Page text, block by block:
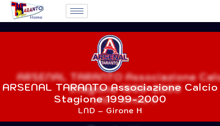
ARSENAL TARANTO Associazione Calcio
Stagione 1999-2000
LND – Girone H